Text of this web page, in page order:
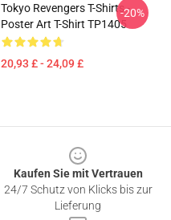
Tokyo Revengers T-Shirts -
Poster Art T-Shirt TP1405
20,93 £ - 24,09 £
-20%
Kaufen Sie mit Vertrauen
24/7 Schutz von Klicks bis zur
Lieferung